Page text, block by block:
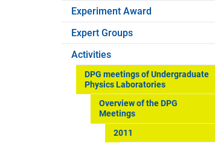
Experiment Award
Expert Groups
Activities
DPG meetings of Undergraduate
Physics Laboratories
Overview of the DPG
Meetings
2011